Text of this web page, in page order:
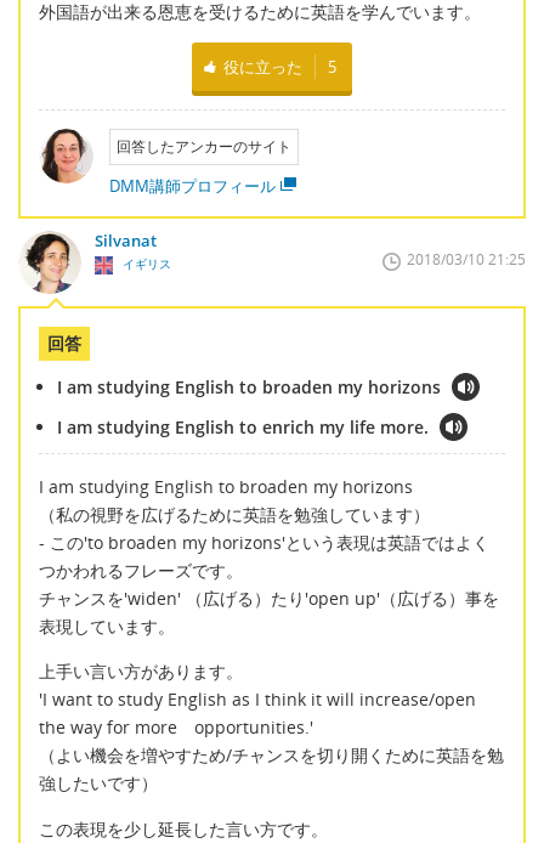
外国語が出来る恩恵を受けるために英語を学んでいます。
役に立った 5
回答したアンカーのサイト
DMM講師プロフィール
Silvanat
イギリス 2018/03/10 21:25
回答
I am studying English to broaden my horizons
I am studying English to enrich my life more.
I am studying English to broaden my horizons
（私の視野を広げるために英語を勉強しています）
- この'to broaden my horizons'という表現は英語ではよく
つかわれるフレーズです。
チャンスを'widen' （広げる）たり'open up'（広げる）事を
表現しています。
上手い言い方があります。
'I want to study English as I think it will increase/open
the way for more opportunities.'
（よい機会を増やすため/チャンスを切り開くために英語を勉
強したいです）
この表現を少し延長した言い方です。